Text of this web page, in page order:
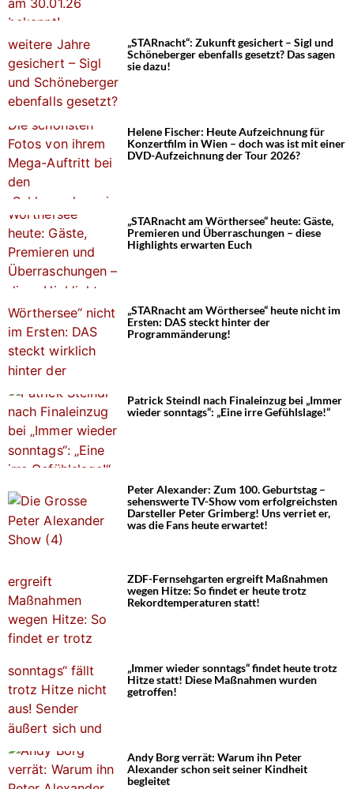
„STARnacht“: Zukunft gesichert – Sigl und
Schöneberger ebenfalls gesetzt? Das sagen
sie dazu!
Helene Fischer: Heute Aufzeichnung für
Konzertfilm in Wien – doch was ist mit einer
DVD-Aufzeichnung der Tour 2026?
„STARnacht am Wörthersee“ heute: Gäste,
Premieren und Überraschungen – diese
Highlights erwarten Euch
„STARnacht am Wörthersee“ heute nicht im
Ersten: DAS steckt hinter der
Programmänderung!
Patrick Steindl nach Finaleinzug bei „Immer
wieder sonntags“: „Eine irre Gefühlslage!“
Peter Alexander: Zum 100. Geburtstag –
sehenswerte TV-Show vom erfolgreichsten
Darsteller Peter Grimberg! Uns verriet er,
was die Fans heute erwartet!
ZDF-Fernsehgarten ergreift Maßnahmen
wegen Hitze: So findet er heute trotz
Rekordtemperaturen statt!
„Immer wieder sonntags“ findet heute trotz
Hitze statt! Diese Maßnahmen wurden
getroffen!
Andy Borg verrät: Warum ihn Peter
Alexander schon seit seiner Kindheit
begleitet